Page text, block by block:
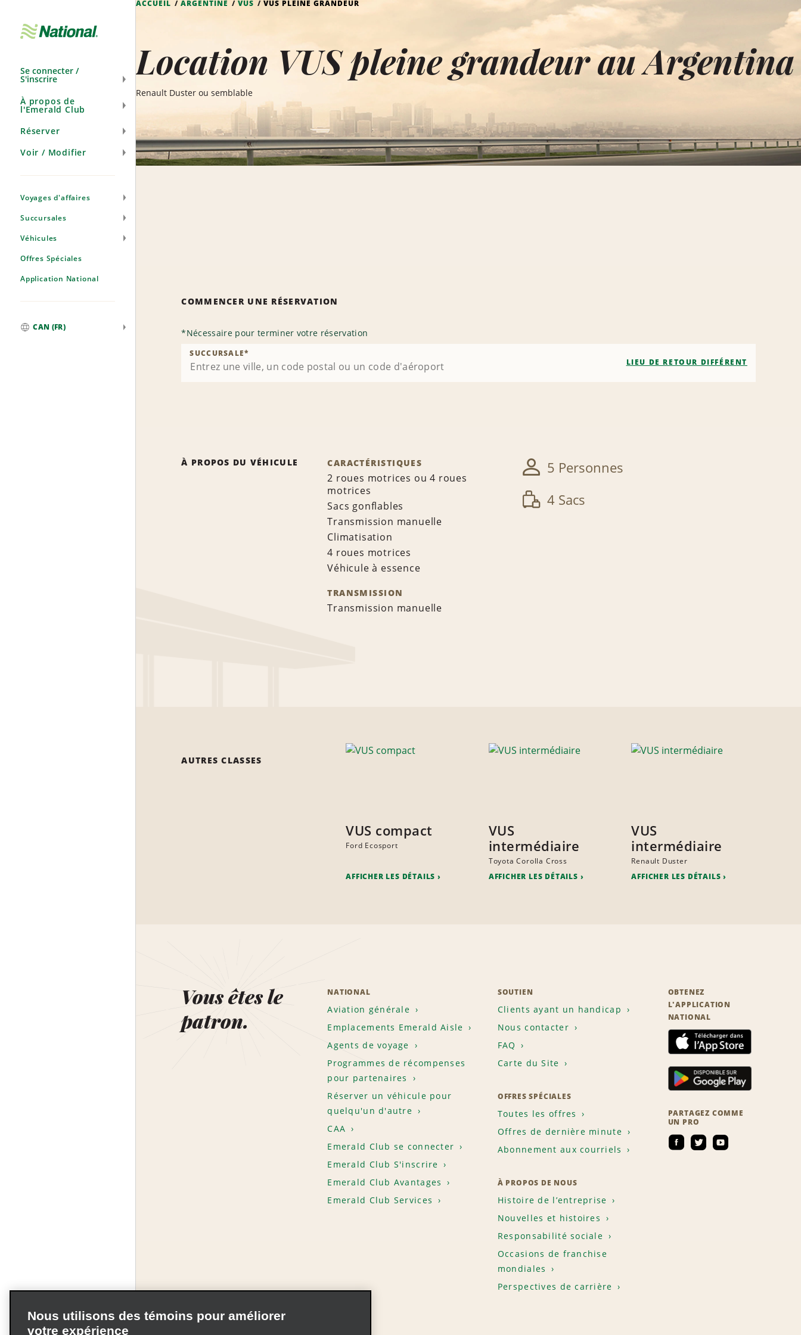
navigation
Se connecter /
S'inscrire
À propos de
l'Emerald Club
Réserver
Voir / Modifier
Voyages d'affaires
Succursales
Véhicules
Offres Spéciales
Application National
CAN (FR)
ACCUEIL ARGENTINE VUS VUS PLEINE GRANDEUR
Location VUS pleine grandeur au Argentina
Renault Duster ou semblable
COMMENCER UNE RÉSERVATION
*Nécessaire pour terminer votre réservation
SUCCURSALE*
LIEU DE RETOUR DIFFÉRENT
À PROPOS DU VÉHICULE CARACTÉRISTIQUES
2 roues motrices ou 4 roues
motrices
Sacs gonflables
Transmission manuelle
Climatisation
4 roues motrices
Véhicule à essence
TRANSMISSION
Transmission manuelle
5 Personnes
4 Sacs
AUTRES CLASSES
VUS compact
Ford Ecosport
AFFICHER LES DÉTAILS
VUS
intermédiaire
Toyota Corolla Cross
AFFICHER LES DÉTAILS
VUS
intermédiaire
Renault Duster
AFFICHER LES DÉTAILS
Vous êtes le
patron.
NATIONAL
Aviation générale
Emplacements Emerald Aisle
Agents de voyage
Programmes de récompenses
pour partenaires
Réserver un véhicule pour
quelqu'un d'autre
CAA
Emerald Club se connecter
Emerald Club S'inscrire
Emerald Club Avantages
Emerald Club Services
SOUTIEN
Clients ayant un handicap
Nous contacter
FAQ
Carte du Site
OFFRES SPÉCIALES
Toutes les offres
Offres de dernière minute
Abonnement aux courriels
À PROPOS DE NOUS
Histoire de l’entreprise
Nouvelles et histoires
Responsabilité sociale
Occasions de franchise
mondiales
Perspectives de carrière
OBTENEZ
L'APPLICATION
NATIONAL
PARTAGEZ COMME
UN PRO
Nous utilisons des témoins pour améliorer
votre expérience